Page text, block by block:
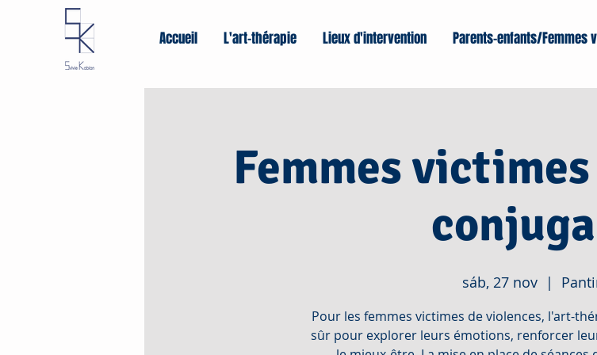
Accueil L'art-thérapie Lieux d'intervention Parents-enfants/Femmes
Femmes
sáb, 27 nov
  |
Pour les femmes victimes de violences, l'art-
sûr pour explorer leurs émotions, renforcer